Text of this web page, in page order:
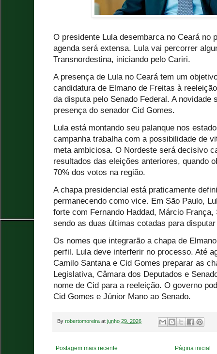
O presidente Lula desembarca no Ceará no
agenda será extensa. Lula vai percorrer
Transnordestina, iniciando pelo Cariri.
A presença de Lula no Ceará tem um
candidatura de Elmano de Freitas à
da disputa pelo Senado Federal. A novidade
presença do senador Cid Gomes.
Lula está montando seu palanque nos
campanha trabalha com a possibilidade de
meta ambiciosa. O Nordeste será decisivo
resultados das eleições anteriores, quando
70% dos votos na região.
A chapa presidencial está praticamente
permanecendo como vice. Em São Paulo,
forte com Fernando Haddad, Márcio
sendo as duas últimas cotadas para
Os nomes que integrarão a chapa de
perfil. Lula deve interferir no processo. Até
Camilo Santana e Cid Gomes preparar as
Legislativa, Câmara dos Deputados e
nome de Cid para a reeleição. O governo
Cid Gomes e Júnior Mano ao Senado.
By robertomoreira at junho 29, 2026
Postagem mais recente Página inicial